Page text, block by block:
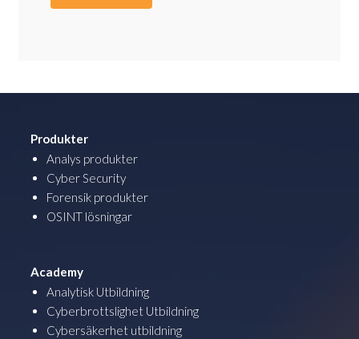
Produkter
Analys produkter
Cyber Security
Forensik produkter
OSINT lösningar
Academy
Analytisk Utbildning
Cyberbrottslighet Utbildning
Cybersäkerhet utbildning